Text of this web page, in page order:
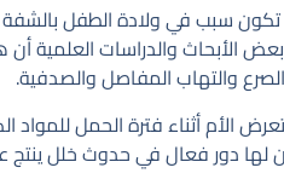
سبب في ولادة الطفل بالشفة
والدراسات العلمية أن
والتهاب المفاصل والصدفية.
الأم أثناء فترة الحمل
دور فعال في حدوث خلل ينتج